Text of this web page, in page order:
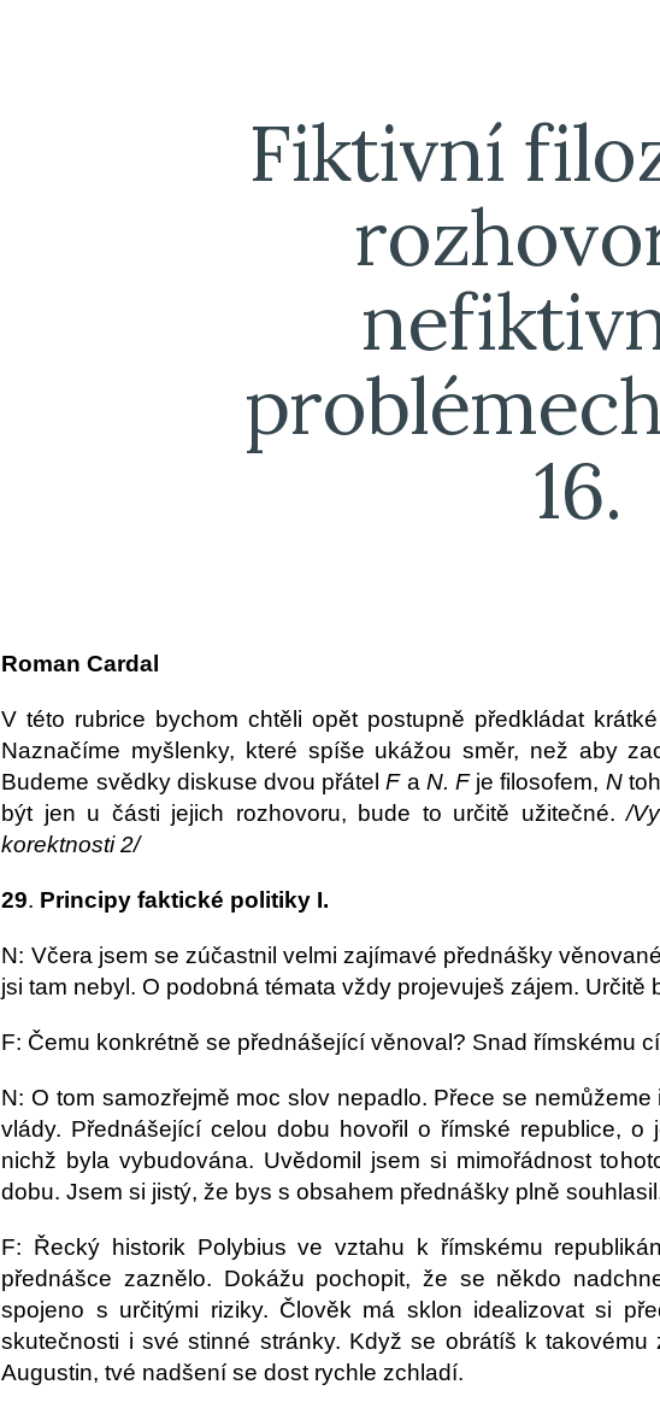
Fiktivní
16.
Roman Cardal
V této rubrice bychom chtěli opět postupně předkládat
Naznačíme myšlenky, které spíše ukážou směr, než aby
Budeme svědky diskuse dvou přátelF a N. Fje filosofem, N
být jen u části jejich rozhovoru, bude to určitě užitečné./
korektnosti 2/
29. Principy faktické politiky I.
N: Včera jsem se zúčastnil velmi zajímavé přednášky
jsi tam nebyl. O podobná témata vždy projevuješ zájem. Určitě
F: Čemu konkrétně se přednášející věnoval? Snad římskému
N: O tom samozřejmě moc slov nepadlo. Přece se
vlády. Přednášející celou dobu hovořil o římské republice,
nichž byla vybudována. Uvědomil jsem si mimořádnost
dobu. Jsem si jistý, že bys s obsahem přednášky plně
F: Řecký historik Polybius ve vztahu k římskému
přednášce zaznělo. Dokážu pochopit, že se někdo
spojeno s určitými riziky. Člověk má sklon idealizovat si
skutečnosti i své stinné stránky. Když se obrátíš k
Augustin, tvé nadšení se dost rychle zchladí.